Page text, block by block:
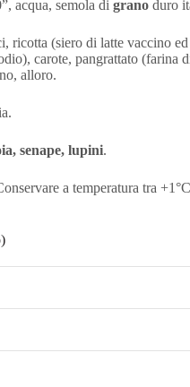
acqua, semola di grano duro
ricotta (siero di latte vaccino
carote, pangrattato
alloro.
senape, lupini.
a temperatura tra